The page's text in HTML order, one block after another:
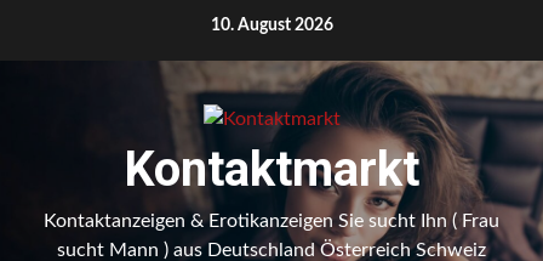
10. August 2026
Kontaktmarkt
Kontaktanzeigen & Erotikanzeigen Sie sucht Ihn ( Frau
sucht Mann ) aus Deutschland Österreich Schweiz